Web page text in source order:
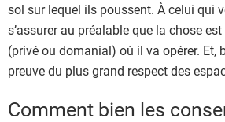
sol sur lequel ils poussent. À celui qui
s’assurer au préalable que la chose
(privé ou domanial) où il va opérer. Et,
preuve du plus grand respect des
Comment bien les